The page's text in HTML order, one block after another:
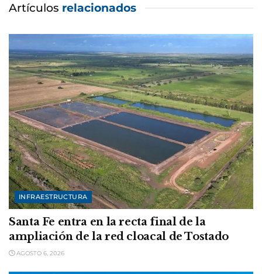
Artículos relacionados
INFRAESTRUCTURA
Santa Fe entra en la recta final de la
ampliación de la red cloacal de Tostado
AGOSTO 6, 2026